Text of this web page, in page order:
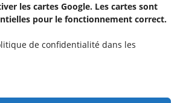
les cartes Google. Les cartes sont
pour le fonctionnement correct.
de confidentialité dans les
?